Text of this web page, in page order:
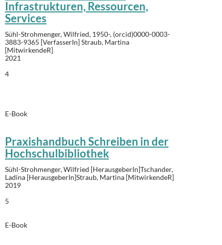
Infrastrukturen, Ressourcen,
Services
Sühl-Strohmenger, Wilfried, 1950-, (orcid)0000-0003-
3883-9365 [VerfasserIn]Straub, Martina
[MitwirkendeR]
2021
4
E-Book
Praxishandbuch Schreiben in der
Hochschulbibliothek
Sühl-Strohmenger, Wilfried [HerausgeberIn]Tschander,
Ladina [HerausgeberIn]Straub, Martina [MitwirkendeR]
2019
5
E-Book